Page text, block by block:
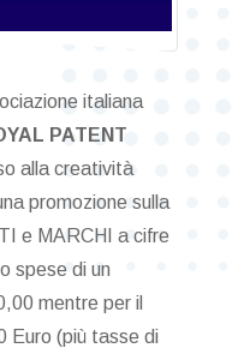
italiana
PATENT
alla creatività
promozione sulla
e MARCHI a cifre
spese di un
mentre per il
Euro (più tasse di